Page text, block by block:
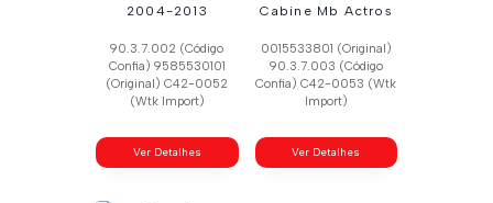
2004-2013
90.3.7.002 (Código
Confia) 9585530101
(Original) C42-0052
(Wtk Import)
Ver Detalhes
Cabine Mb Actros
0015533801 (Original)
90.3.7.003 (Código
Confia) C42-0053 (Wtk
Import)
Ver Detalhes